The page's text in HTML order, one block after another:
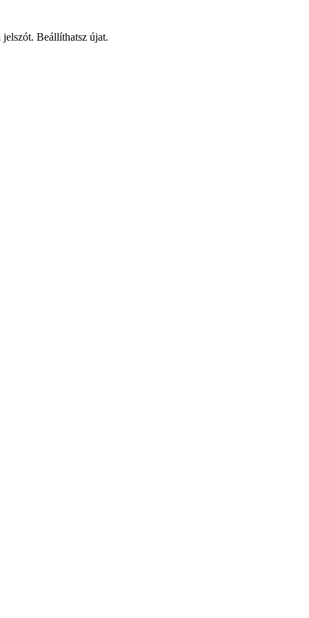
Beállíthatsz újat.